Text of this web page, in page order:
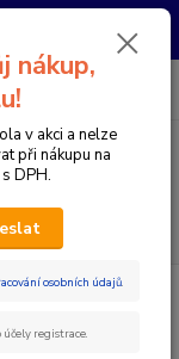
zavolejte dopředu.
Menu
sedlovky
KS
nákup,
v akci a nelze
při nákupu na
DPH.
osobních údajů.
účely registrace.